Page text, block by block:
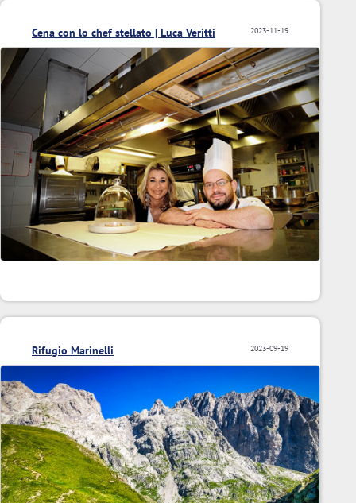
2023-11-19
Cena con lo chef stellato | Luca Veritti
2023-09-19
Rifugio Marinelli